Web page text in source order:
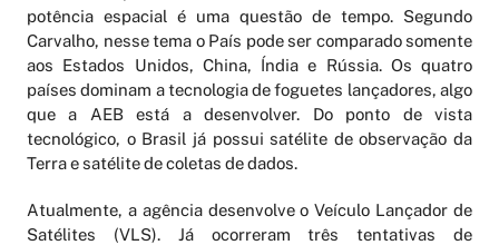
potência espacial é uma questão de tempo. Segundo
Carvalho, nesse tema o País pode ser comparado somente
aos Estados Unidos, China, Índia e Rússia. Os quatro
países dominam a tecnologia de foguetes lançadores, algo
que a AEB está a desenvolver. Do ponto de vista
tecnológico, o Brasil já possui satélite de observação da
Terra e satélite de coletas de dados.
Atualmente, a agência desenvolve o Veículo Lançador de
Satélites (VLS). Já ocorreram três tentativas de